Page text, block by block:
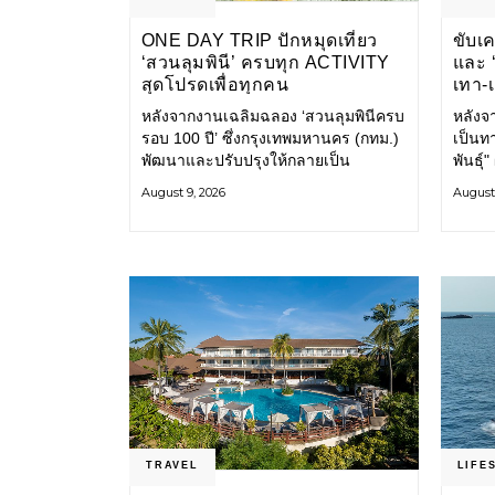
ONE DAY TRIP ปักหมุดเที่ยว
‘สวนลุมพินี’ ครบทุก ACTIVITY
สุดโปรดเพื่อทุกคน
หลังจากงานเฉลิมฉลอง ‘สวนลุมพินีครบ
รอบ 100 ปี’ ซึ่งกรุงเทพมหานคร (กทม.)
พัฒนาและปรับปรุงให้กลายเป็น
การปรับปรุงพื้นที่ เส้นทางสัญจร และ
August 9, 2026
ขับเ
และ
เทา
ขย
หลังจ
เป็น
พันธุ์"
แปล
August
TRAVEL